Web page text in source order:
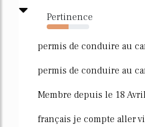
Pertinence
52%
permis de conduire au
permis de conduire au
Membre depuis le 18
français je compte aller